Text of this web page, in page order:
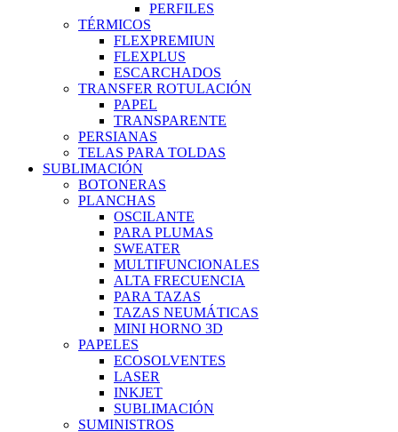
PERFILES
TÉRMICOS
FLEXPREMIUN
FLEXPLUS
ESCARCHADOS
TRANSFER ROTULACIÓN
PAPEL
TRANSPARENTE
PERSIANAS
TELAS PARA TOLDAS
SUBLIMACIÓN
BOTONERAS
PLANCHAS
OSCILANTE
PARA PLUMAS
SWEATER
MULTIFUNCIONALES
ALTA FRECUENCIA
PARA TAZAS
TAZAS NEUMÁTICAS
MINI HORNO 3D
PAPELES
ECOSOLVENTES
LASER
INKJET
SUBLIMACIÓN
SUMINISTROS